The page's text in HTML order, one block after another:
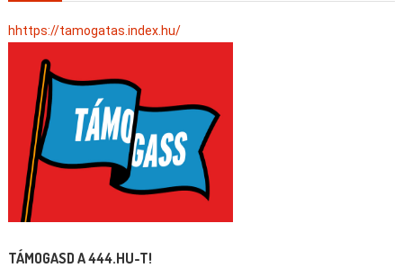
hhttps://tamogatas.index.hu/
TÁMOGASD A 444.HU-T!